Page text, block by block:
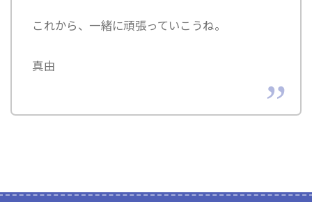
これから、一緒に頑張っていこうね。
真由